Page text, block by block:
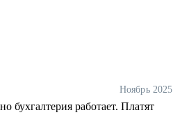
Ноябрь 2025
бухгалтерия работает. Платят